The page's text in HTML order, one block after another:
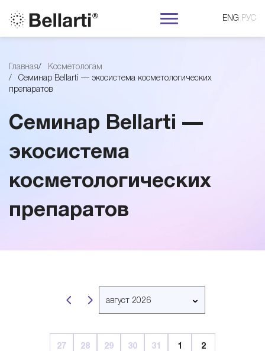
ENG РУС
е
м
и
н
а
р
Главная
Косметологам
Семинар Bellarti — экосистема косметологических
препаратов
Семинар Bellarti —
экосистема
косметологических
препаратов
август 2026
27 28 29 30 31 1 2